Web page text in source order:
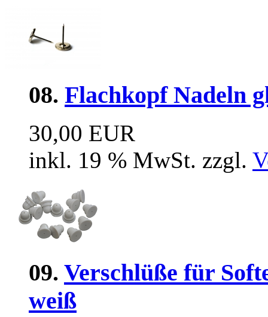
08. Flachkopf Nadeln
30,00 EUR
inkl. 19 % MwSt. zzgl.
09. Verschlüße für
weiß